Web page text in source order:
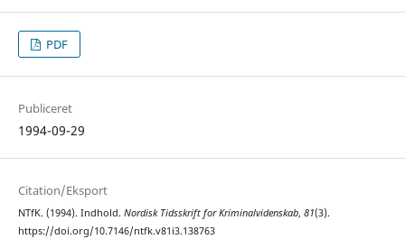
PDF
Publiceret
1994-09-29
Citation/Eksport
NTfK. (1994). Indhold. Nordisk Tidsskrift for Kriminalvidenskab, 81(3).
https://doi.org/10.7146/ntfk.v81i3.138763